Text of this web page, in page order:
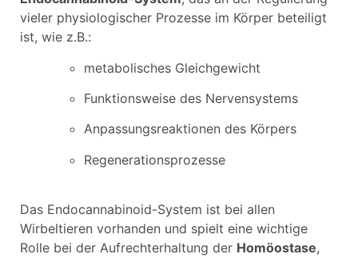
vieler physiologischer Prozesse im Körper beteiligt
ist, wie z.B.:
metabolisches Gleichgewicht
Funktionsweise des Nervensystems
Anpassungsreaktionen des Körpers
Regenerationsprozesse
Das Endocannabinoid-System ist bei allen
Wirbeltieren vorhanden und spielt eine wichtige
Rolle bei der Aufrechterhaltung der Homöostase,